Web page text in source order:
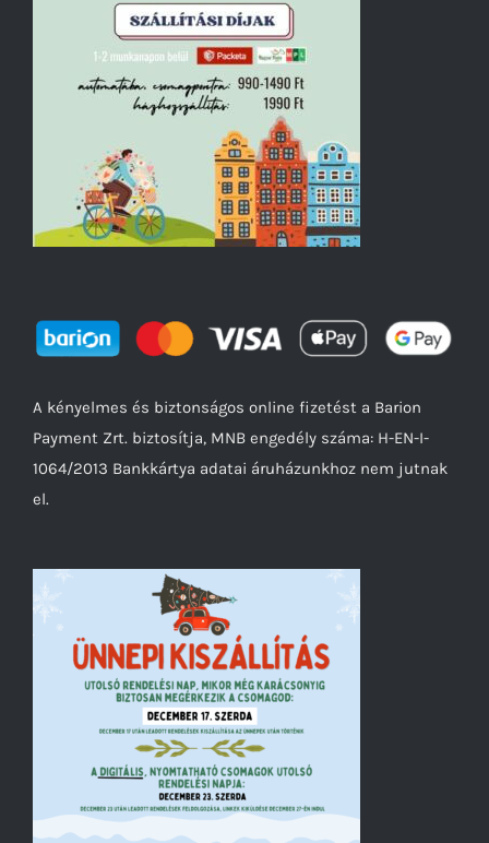
A kényelmes és biztonságos online fizetést a Barion
Payment Zrt. biztosítja, MNB engedély száma: H-EN-I-
1064/2013 Bankkártya adatai áruházunkhoz nem jutnak
el.